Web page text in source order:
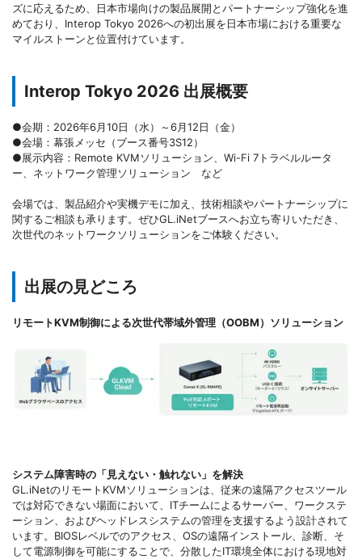
ズに応えるため、日本市場向けの製品展開とパートナーシップ強化を進
めており、Interop Tokyo 2026への初出展を日本市場における重要な
マイルストーンと位置付けています。
Interop Tokyo 2026 出展概要
●会期：2026年6月10日（水）～6月12日（金）
●会場：幕張メッセ（ブース番号3S12）
●展示内容：Remote KVMソリューション、Wi-Fi 7トラベルルータ
ー、ネットワーク管理ソリューション など
会場では、製品紹介や実機デモに加え、技術相談やパートナーシップに
関するご相談も承ります。ぜひGL.iNetブースへお立ち寄りいただき、
次世代のネットワークソリューションをご体験ください。
出展の見どころ
リモートKVM制御による次世代帯域外管理（OOBM）ソリューション
システム障害時の「見えない・触れない」を解決
GL.iNetのリモートKVMソリューションは、従来の遠隔アクセスツール
では対応できない場面において、ITチームによるサーバー、ワークステ
ーション、およびヘッドレスシステムの管理を支援するよう設計されて
います。BIOSレベルでのアクセス、OSの遠隔インストール、診断、そ
して電源制御を可能にすることで、分散したIT環境全体における現地対